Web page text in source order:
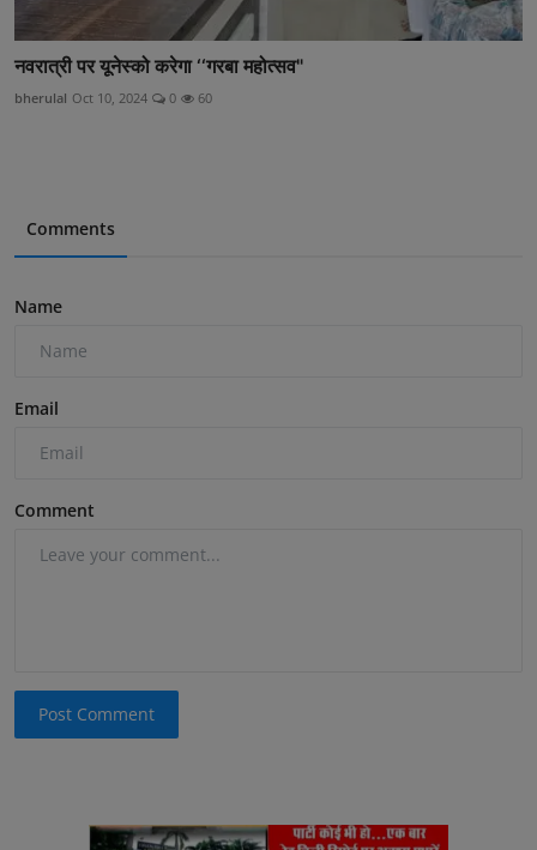
नवरात्री पर यूनेस्को करेगा ‘‘गरबा महोत्सव"
bherulal Oct 10, 2024 0 60
Comments
Name
Email
Comment
Post Comment